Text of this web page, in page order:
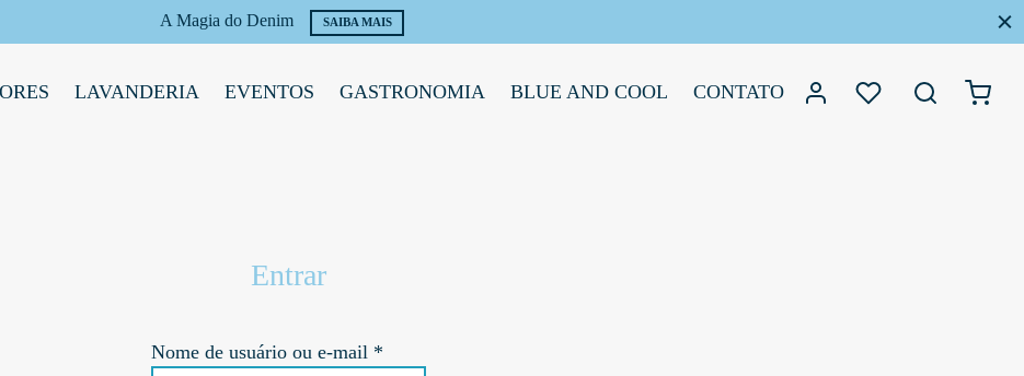
A Magia do Denim SAIBA MAIS
LAVANDERIA EVENTOS GASTRONOMIA BLUE AND COOL CONTATO
Entrar
Nome de usuário ou e-mail *Obrigatório